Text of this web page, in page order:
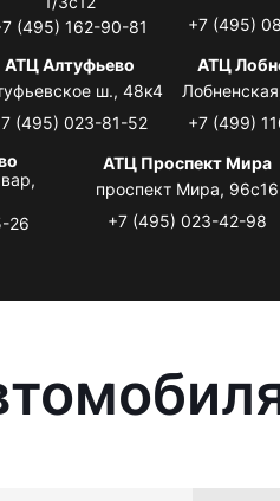
(495) 162-90-81
+7 (495)
АТЦ Алтуфьево
ш., 48к4
(495) 023-81-52
АТЦ
+7 (499)
26
АТЦ Проспект Мира
проспект Мира, 96с16
+7 (495) 023-42-98